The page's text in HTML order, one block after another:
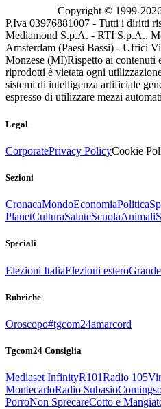
Copyright © 1999-
P.Iva 03976881007 - Tutti i diritti
Mediamond S.p.A. - RTI S.p.A.,
Amsterdam (Paesi Bassi) - Uffici
Monzese (MI)Rispetto ai contenuti
riprodotti è vietata ogni
sistemi di intelligenza artificiale
espresso di utilizzare mezzi
Legal
CorporatePrivacy PolicyCookie
Sezioni
CronacaMondoEconomiaPolitica
PlanetCulturaSaluteScuolaAnimali
Speciali
Elezioni ItaliaElezioni estero
Rubriche
Oroscopo#tgcom24amarcord
Tgcom24 Consiglia
Mediaset InfinityR101Radio 105
MontecarloRadio Subasio
PorroNon SprecareCotto e